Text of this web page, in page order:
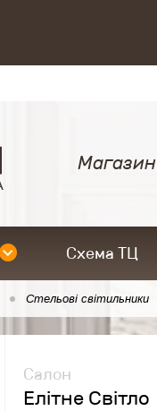
Схема ТЦ
Стельові світильники
Салон
Елітне Світло